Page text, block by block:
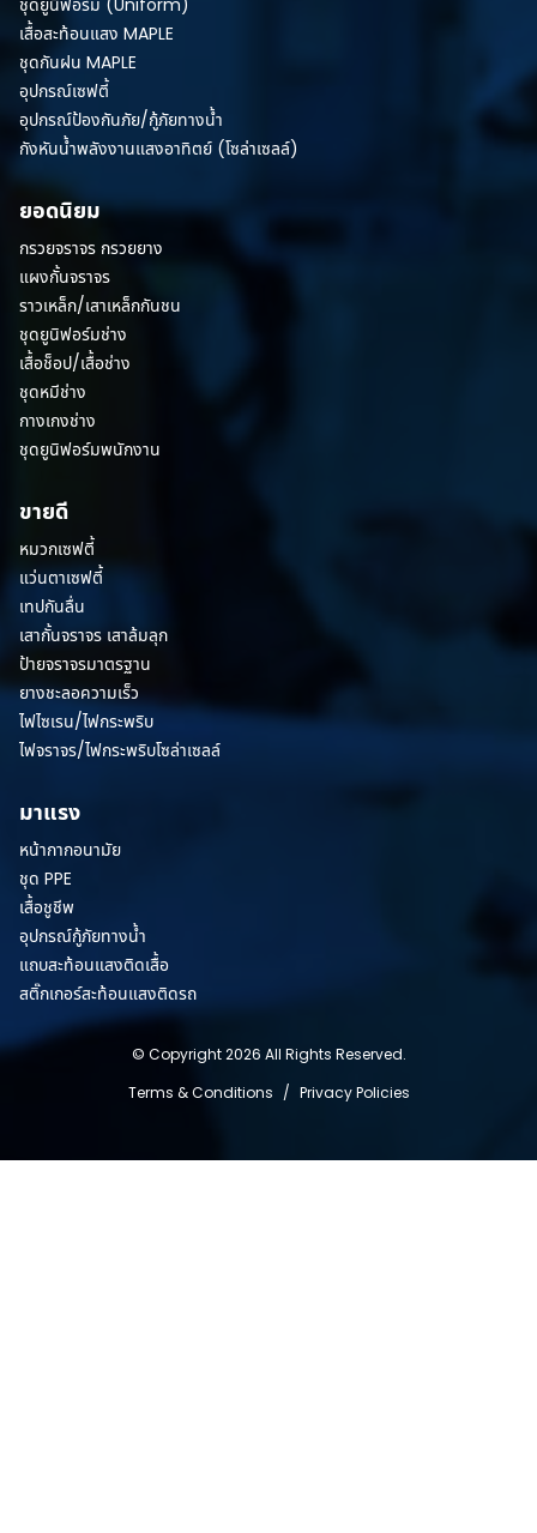
เสื้อสะท้อนแสง MAPLE
ชุดกันฝน MAPLE
อุปกรณ์เซฟตี้
อุปกรณ์ป้องกันภัย/กู้ภัยทางน้ำ
กังหันน้ำพลังงานแสงอาทิตย์ (โซล่าเซลล์)
ยอดนิยม
กรวยจราจร กรวยยาง
แผงกั้นจราจร
ราวเหล็ก/เสาเหล็กกันชน
ชุดยูนิฟอร์มช่าง
เสื้อช็อป/เสื้อช่าง
ชุดหมีช่าง
กางเกงช่าง
ชุดยูนิฟอร์มพนักงาน
ขายดี
หมวกเซฟตี้
แว่นตาเซฟตี้
เทปกันลื่น
เสากั้นจราจร เสาล้มลุก
ป้ายจราจรมาตรฐาน
ยางชะลอความเร็ว
ไฟไซเรน/ไฟกระพริบ
ไฟจราจร/ไฟกระพริบโซล่าเซลล์
มาแรง
หน้ากากอนามัย
ชุด PPE
เสื้อชูชีพ
อุปกรณ์กู้ภัยทางน้ำ
แถบสะท้อนแสงติดเสื้อ
สติ๊กเกอร์สะท้อนแสงติดรถ
© Copyright 2026 All Rights Reserved.
Terms & Conditions / Privacy Policies